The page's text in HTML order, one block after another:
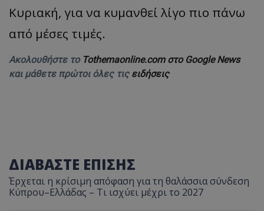
Κυριακή, για να κυμανθεί λίγο πιο πάνω
από μέσες τιμές.
Ακολουθήστε το Tothemaonline.com στο Google News
και μάθετε πρώτοι όλες τις ειδήσεις
ΔΙΑΒΑΣΤΕ ΕΠΙΣΗΣ
Έρχεται η κρίσιμη απόφαση για τη θαλάσσια σύνδεση
Κύπρου–Ελλάδας – Τι ισχύει μέχρι το 2027